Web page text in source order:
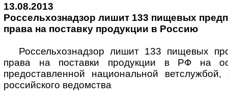
13.08.2013
Россельхознадзор лишит 133 пищевых
права на поставку продукции в Россию
Россельхознадзор лишит 133 пищевых
права на поставки продукции в РФ на
предоставленной национальной
российского ведомства